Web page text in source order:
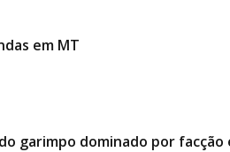
em MT
garimpo dominado por